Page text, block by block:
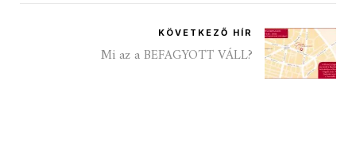
KÖVETKEZŐ HÍR
Mi az a BEFAGYOTT VÁLL?